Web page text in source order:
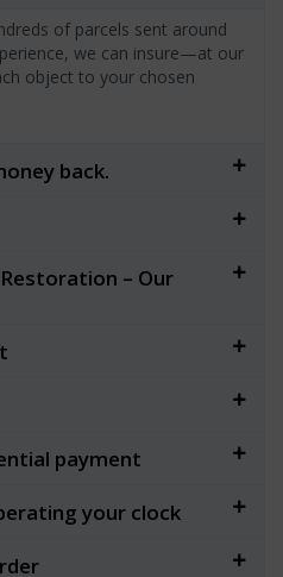
of parcels sent around
we can insure—at our
object to your chosen
back.
– Our
payment
your clock